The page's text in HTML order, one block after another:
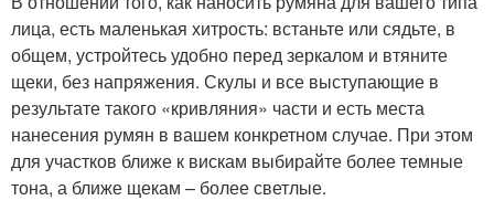
лица, есть маленькая хитрость: встаньте или сядьте, в
общем, устройтесь удобно перед зеркалом и втяните
щеки, без напряжения. Скулы и все выступающие в
результате такого «кривляния» части и есть места
нанесения румян в вашем конкретном случае. При этом
для участков ближе к вискам выбирайте более темные
тона, а ближе щекам – более светлые.